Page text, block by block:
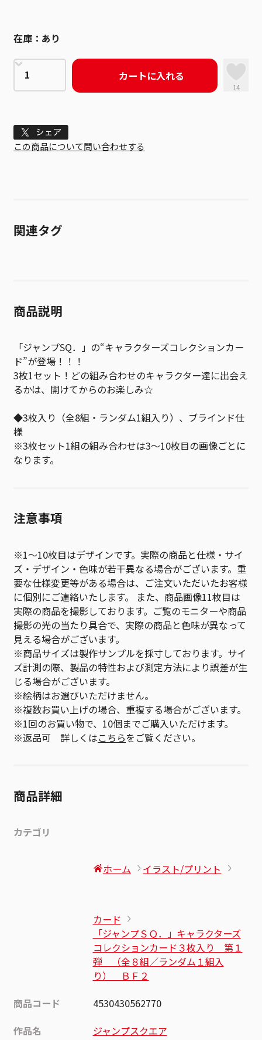
在庫： あり
カートに入れる
14
Tweet
この商品について問い合わせする
関連タグ
商品説明
「ジャンプSQ．」の“キャラクターズコレクションカー
ド”が登場！！！
3枚1セット！どの組み合わせのキャラクター達に出会え
るかは、開けてからのお楽しみ☆
◆3枚入り（全8組・ランダム1組入り）、ブラインド仕
様
※3枚セット1組の組み合わせは3～10枚目の画像ごとに
なります。
注意事項
※1～10枚目はデザインです。実際の商品と仕様・サイ
ズ・デザイン・色味が若干異なる場合がございます。重
要な仕様変更等がある場合は、ご注文いただいたお客様
に個別にご連絡いたします。 また、商品画像11枚目は
実際の商品を撮影しております。ご覧のモニターや商品
撮影の光の当たり具合で、実際の商品と色味が異なって
見える場合がございます。
※商品サイズは製作サンプルを採寸しております。サイ
ズ計測の際、製品の特性および測定方法により誤差が生
じる場合がございます。
※絵柄はお選びいただけません。
※複数お買い上げの場合、重複する場合がございます。
※1回のお買い物で、10個までご購入いただけます。
※返品可 詳しくはこちらをご覧ください。
商品詳細
カテゴリ
ホーム イラスト/プリント
カード
「ジャンプＳＱ．」キャラクターズ
コレクションカード３枚入り 第１
弾 （全８組／ランダム１組入
り） ＢＦ２
商品コード
4530430562770
作品名
ジャンプスクエア